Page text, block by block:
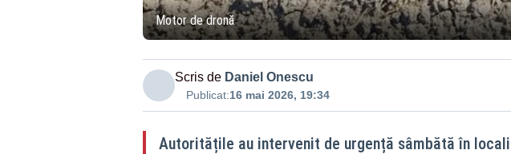
Motor de dronă
Scris de Daniel Onescu
Publicat:16 mai 2026, 19:34
Autoritățile au intervenit de urgență sâmbătă în